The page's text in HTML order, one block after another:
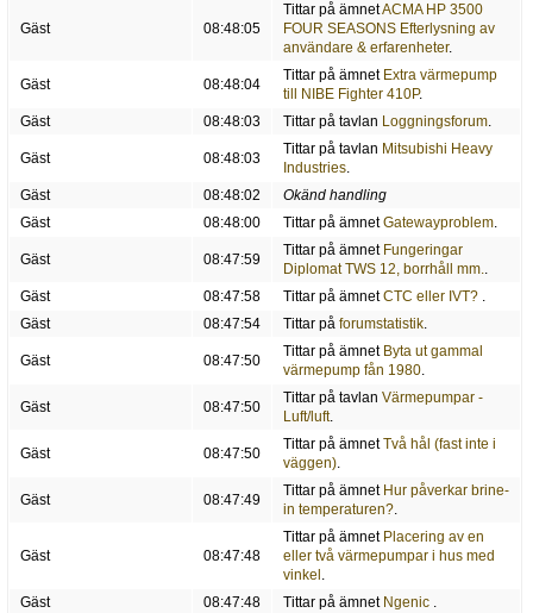
Gäst 08:48:05
Tittar på ämnetACMA HP 3500
FOUR SEASONS Efterlysning av
användare & erfarenheter.
Gäst 08:48:04
Tittar på ämnet Extra värmepump
till NIBE Fighter 410P.
Gäst
08:48:03 Tittar på tavlan Loggningsforum.
Gäst 08:48:03
Tittar på tavlan Mitsubishi Heavy
Industries.
Gäst
08:48:02
Okänd handling
Gäst
08:48:00 Tittar på ämnetGatewayproblem.
Gäst 08:47:59
Tittar på ämnet Fungeringar
Diplomat TWS 12, borrhåll mm..
Gäst
08:47:58 Tittar på ämnetCTC eller IVT? .
Gäst
08:47:54 Tittar på forumstatistik.
Gäst 08:47:50
Tittar på ämnet Byta ut gammal
värmepump fån 1980.
Gäst 08:47:50
Tittar på tavlan Värmepumpar -
Luft/luft.
Gäst 08:47:50
Tittar på ämnetTvå hål (fast inte i
väggen).
Gäst 08:47:49
Tittar på ämnet Hur påverkar brine-
in temperaturen?.
Gäst 08:47:48
Tittar på ämnet Placering av en
eller två värmepumpar i hus med
vinkel .
Gäst
08:47:48 Tittar på ämnet Ngenic .